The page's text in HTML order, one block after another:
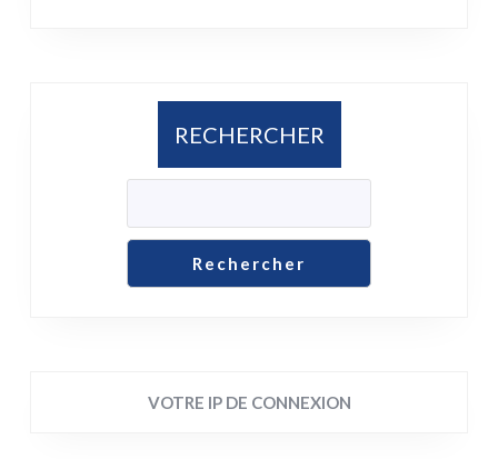
RECHERCHER
Rechercher
VOTRE IP DE CONNEXION